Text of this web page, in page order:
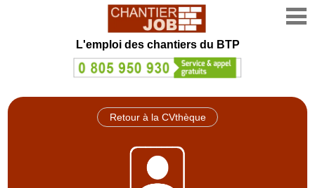
L'emploi des chantiers du BTP
Retour à la CVthèque